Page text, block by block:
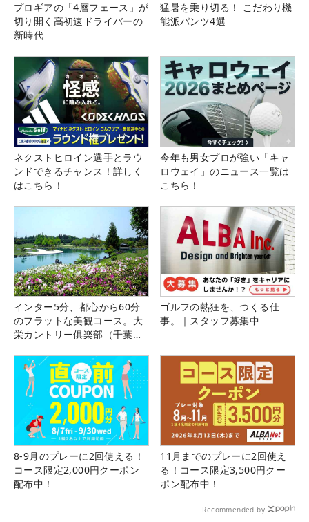
プロギアの「4層フェース」が
切り開く高初速ドライバーの
新時代
猛暑を乗り切る！ こだわり機
能派パンツ4選
ネクストヒロイン選手とラウ
ンドできるチャンス！詳しく
はこちら！
今年も男女プロが強い「キャ
ロウェイ」のニュース一覧は
こちら！
インター5分、都心から60分
のフラットな美観コース。大
栄カントリー俱楽部（千葉
ゴルフの熱狂を、つくる仕
事。｜スタッフ募集中
8-9月のプレーに2回使える！
コース限定2,000円クーポン
配布中！
11月までのプレーに2回使え
る！コース限定3,500円クー
ポン配布中！
Recommended by